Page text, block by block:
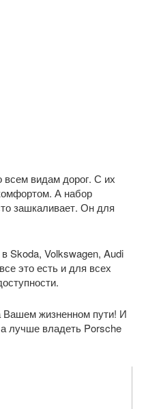
всем видам дорог. С их
А набор
зашкаливает. Он для
Skoda, Volkswagen, Audi
это есть и для всех
жизненном пути! И
лучше владеть Porsche